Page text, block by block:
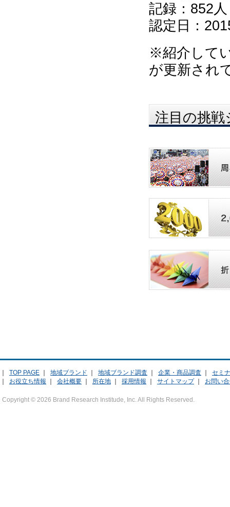
記録：852人
認定日：
※紹介して
が更新され
注目の挑戦
TOP PAGE 地域ブランド 地域ブランド調査 企業・商品調査
セミ
お役立ち情報 会社概要 所在地 採用情報 サイトマップ｜ お問い
Copyright © 2026 Brand Research Institude, Inc. All Rights Reserved.